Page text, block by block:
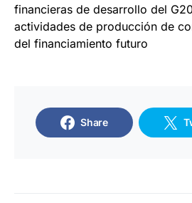
financieras de desarrollo del
actividades de producción de
del financiamiento futuro
Share